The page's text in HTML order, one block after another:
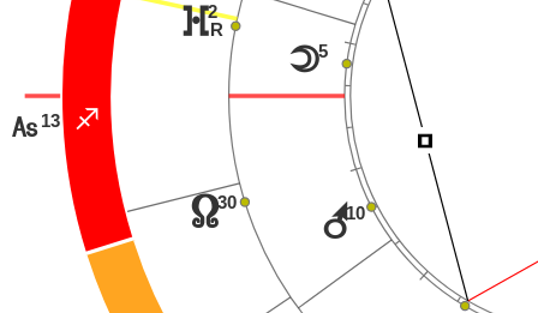
C
}2
R
x30
13
G
o5
r10
Í